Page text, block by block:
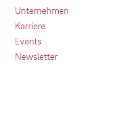
Unternehmen
Karriere
Events
Newsletter